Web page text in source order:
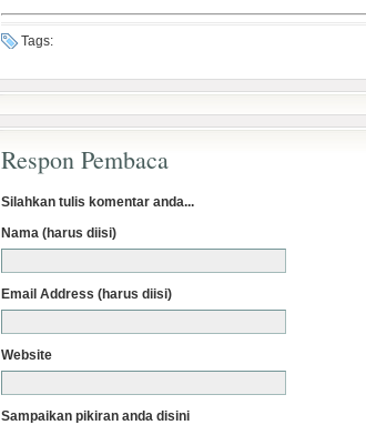
Tags:
Respon Pembaca
Silahkan tulis komentar anda...
Nama (harus diisi)
Email Address (harus diisi)
Website
Sampaikan pikiran anda disini